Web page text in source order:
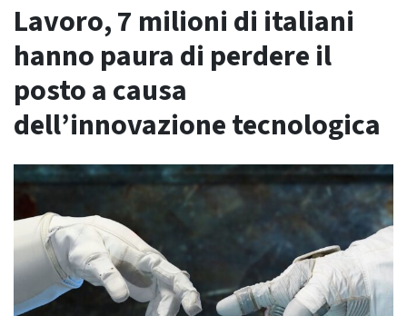
Lavoro, 7 milioni di italiani
hanno paura di perdere il
posto a causa
dell’innovazione tecnologica